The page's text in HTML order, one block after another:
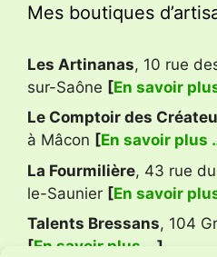
Mes boutiques
Les Artinanas, 10 rue
sur-Saône [En savoir
Le Comptoir des
à Mâcon [En savoir plus
La Fourmilière, 43 rue
le-Saunier [En savoir
Talents Bressans, 104
[En savoir plus … ]